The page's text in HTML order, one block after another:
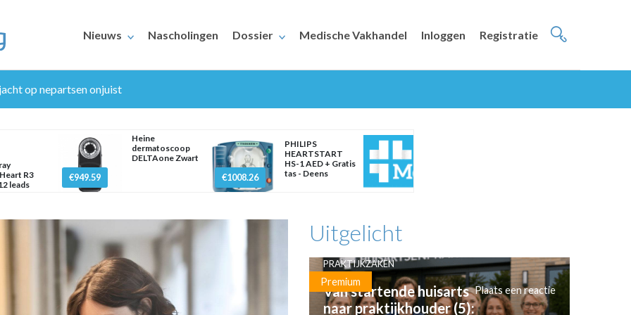
Nieuws Nascholingen Dossier Medische Vakhandel Inloggen Registratie
op nepartsen onjuist
R3
leads
€949.59
Heine
dermatoscoop
DELTAone Zwart
€1008.26
PHILIPS
HEARTSTART
HS-1 AED + Gratis
tas - Deens
Uitgelicht
Premium
PRAKTIJKZAKEN
Van startende huisarts
naar praktijkhouder (5):
Plaats een reactie